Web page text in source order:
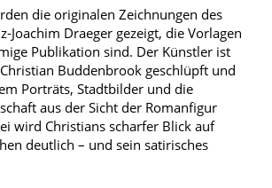
die originalen Zeichnungen des
Joachim Draeger gezeigt, die Vorlagen
Publikation sind. Der Künstler ist
Buddenbrook geschlüpft und
Porträts, Stadtbilder und die
aus der Sicht der Romanfigur
wird Christians scharfer Blick auf
deutlich – und sein satirisches